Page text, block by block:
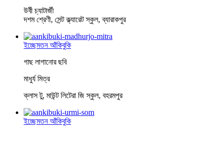
উর্বী চ্যাটার্জী
দশম শ্রেণী, সেন্ট ক্ল্যারেট স্কুল, ব্যারাকপুর
ইচ্ছেমতন আঁকিবুকি
গাছ লাগানোর ছবি
মাধুর্য মিত্র
ক্লাস টু, মাউন্ট লিটেরা জি স্কুল, বহরমপুর
ইচ্ছেমতন আঁকিবুকি